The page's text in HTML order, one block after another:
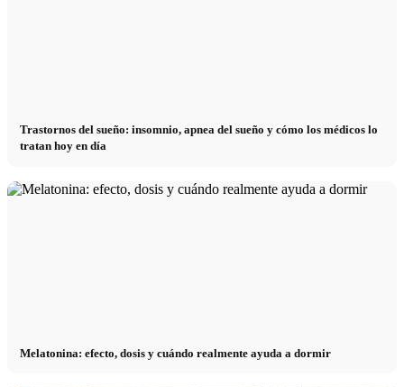
Trastornos del sueño: insomnio, apnea del sueño y cómo los médicos lo
tratan hoy en día
Melatonina: efecto, dosis y cuándo realmente ayuda a dormir